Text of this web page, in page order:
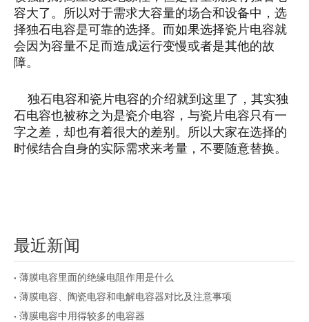
容大了。所以对于需求大容量的场合和设备中，选
择独石电容是可靠的选择。而如果选择瓷片电容就
会因为容量不足而造成运行变慢或者是其他的故
障。
独石电容和瓷片电容的介绍就到这里了，其实独
石电容也被称之为是瓷介电容，与瓷片电容只有一
字之差，却也有着很大的差别。所以大家在选择的
时候结合自身的实际需求来考量，不要随意替换。
最近新闻
薄膜电容里面的绝缘电阻作用是什么
薄膜电容、陶瓷电容和电解电容器对比及注意事项
薄膜电容中用得较多的电容器